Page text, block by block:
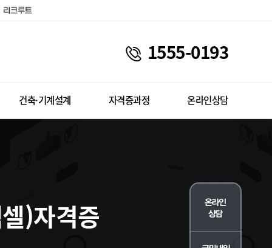
1555-0193
건축·기계설계 자격증과정 온라인상담
)자격증